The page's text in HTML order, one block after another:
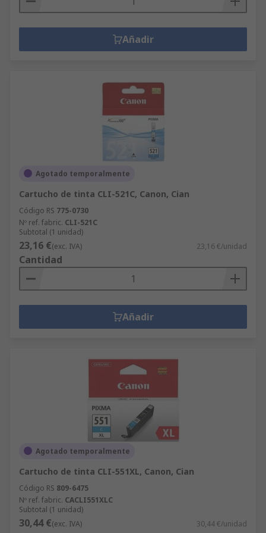
Añadir
Agotado temporalmente
Cartucho de tinta CLI-521C, Canon, Cian
Código RS 775-0730
Nº ref. fabric. CLI-521C
Subtotal (1 unidad)
23,16 €(exc. IVA) 23,16 €/unidad
Cantidad
Añadir
Agotado temporalmente
Cartucho de tinta CLI-551XL, Canon, Cian
Código RS 809-6475
Nº ref. fabric. CACLI551XLC
Subtotal (1 unidad)
30,44 €(exc. IVA) 30,44 €/unidad